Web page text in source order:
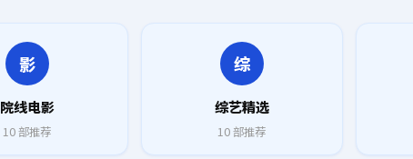
影
院线电影
10部推荐
综
综艺精选
10部推荐